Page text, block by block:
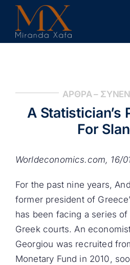
Skip
content
Αρχική
Δημόσιες Παρεμβάσεις
Επιστημονικά
ΑΡΘΡΑ –
A Statistician’s
For
Worldeconomics.com, 16/
For the past nine years,
former president of
has been facing a series
Greek courts. An
Georgiou was recruited
Monetary Fund in 2010,